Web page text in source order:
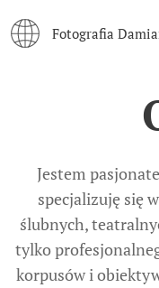
Fotografia
Jestem
specjalizuję się
ślubnych,
tylko
korpusów i